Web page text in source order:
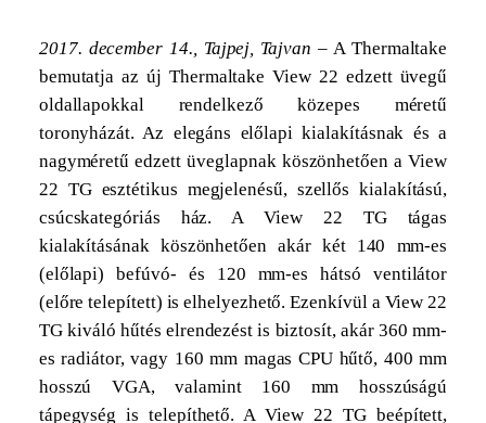
2017. december 14., Tajpej, Tajvan – A Thermaltake
bemutatja az új Thermaltake View 22 edzett üvegű
oldallapokkal rendelkező közepes méretű
toronyházát. Az elegáns előlapi kialakításnak és a
nagyméretű edzett üveglapnak köszönhetően a View
22 TG esztétikus megjelenésű, szellős kialakítású,
csúcskategóriás ház. A View 22 TG tágas
kialakításának köszönhetően akár két 140 mm-es
(előlapi) befúvó- és 120 mm-es hátsó ventilátor
(előre telepített) is elhelyezhető. Ezenkívül a View 22
TG kiváló hűtés elrendezést is biztosít, akár 360 mm-
es radiátor, vagy 160 mm magas CPU hűtő, 400 mm
hosszú VGA, valamint 160 mm hosszúságú
tápegység is telepíthető. A View 22 TG beépített,